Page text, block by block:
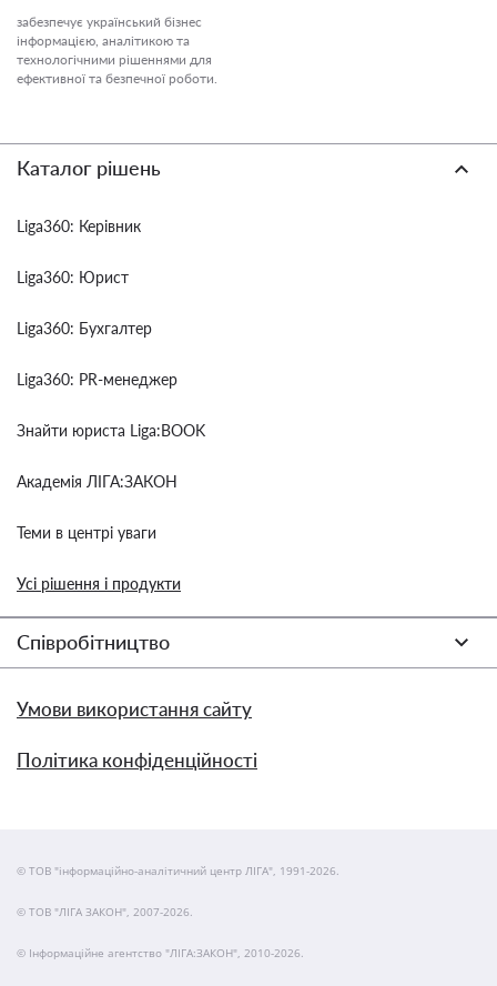
забезпечує український бізнес
інформацією, аналітикою та
технологічними рішеннями для
ефективної та безпечної роботи.
Каталог рішень
Liga360: Керівник
Liga360: Юрист
Liga360: Бухгалтер
Liga360: PR-менеджер
Знайти юриста Liga:BOOK
Академія ЛІГА:ЗАКОН
Теми в центрі уваги
Усі рішення і продукти
Співробітництво
Умови використання сайту
Політика конфіденційності
© ТОВ "інформаційно-аналітичний центр ЛІГА", 1991-2026.
© ТОВ "ЛІГА ЗАКОН", 2007-2026.
© Інформаційне агентство "ЛІГА:ЗАКОН", 2010-2026.